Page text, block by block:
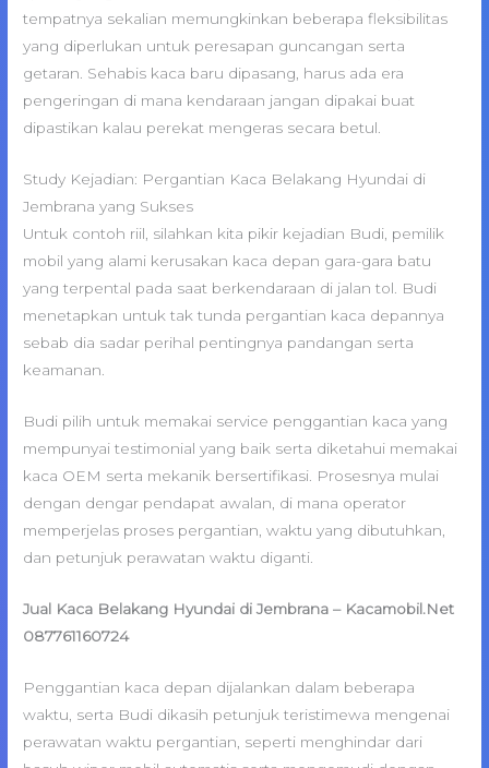
tempatnya sekalian memungkinkan beberapa fleksibilitas
yang diperlukan untuk peresapan guncangan serta
getaran. Sehabis kaca baru dipasang, harus ada era
pengeringan di mana kendaraan jangan dipakai buat
dipastikan kalau perekat mengeras secara betul.
Study Kejadian: Pergantian Kaca Belakang Hyundai di
Jembrana yang Sukses
Untuk contoh riil, silahkan kita pikir kejadian Budi, pemilik
mobil yang alami kerusakan kaca depan gara-gara batu
yang terpental pada saat berkendaraan di jalan tol. Budi
menetapkan untuk tak tunda pergantian kaca depannya
sebab dia sadar perihal pentingnya pandangan serta
keamanan.
Budi pilih untuk memakai service penggantian kaca yang
mempunyai testimonial yang baik serta diketahui memakai
kaca OEM serta mekanik bersertifikasi. Prosesnya mulai
dengan dengar pendapat awalan, di mana operator
memperjelas proses pergantian, waktu yang dibutuhkan,
dan petunjuk perawatan waktu diganti.
Jual Kaca Belakang Hyundai di Jembrana – Kacamobil.Net
087761160724
Penggantian kaca depan dijalankan dalam beberapa
waktu, serta Budi dikasih petunjuk teristimewa mengenai
perawatan waktu pergantian, seperti menghindar dari